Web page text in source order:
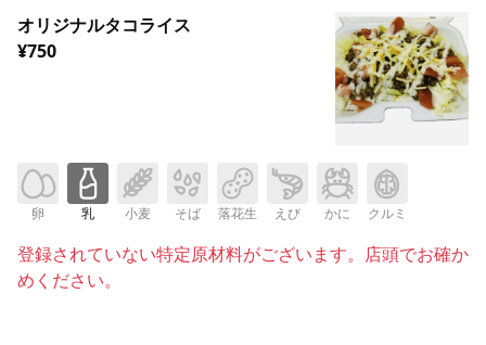
オリジナルタコライス
¥750
卵 乳 小麦 そば 落花生 えび かに クルミ
登録されていない特定原材料がございます。店頭でお確か
めください。